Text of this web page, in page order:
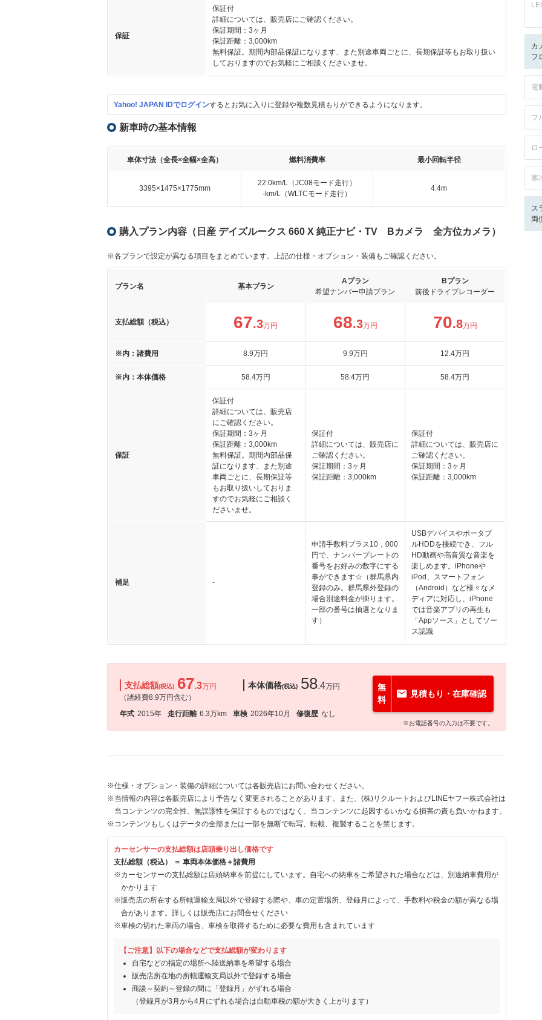
保証
保証付
詳細については、販売店にご確認ください。
保証期間：3ヶ月
保証距離：3,000km
無料保証。期間内部品保証になります、また別途車両ごとに、長期保証等もお取り扱い
しておりますのでお気軽にご相談くださいませ。
Yahoo! JAPAN IDでログインするとお気に入りに登録や複数見積もりができるようになります。
新車時の基本情報
車体寸法（全長×全幅×全高） 燃料消費率 最小回転半径
3395×1475×1775mm
22.0km/L（JC08モード走行）
-km/L（WLTCモード走行）
4.4m
購入プラン内容（日産 デイズルークス 660 X 純正ナビ・TV Bカメラ 全方位カメラ）
※各プランで設定が異なる項目をまとめています。上記の仕様・オプション・装備もご確認ください。
プラン名 基本プラン
Aプラン
希望ナンバー申請プラン
Bプラン
前後ドライブレコーダー
支払総額（税込） 67.3万円 68.3万円 70.8万円
※内：諸費用 8.9万円 9.9万円 12.4万円
※内：本体価格 58.4万円 58.4万円 58.4万円
保証
保証付
詳細については、販売店
にご確認ください。
保証期間：3ヶ月
保証距離：3,000km
無料保証。期間内部品保
証になります、また別途
車両ごとに、長期保証等
もお取り扱いしておりま
すのでお気軽にご相談く
ださいませ。
保証付
詳細については、販売店に
ご確認ください。
保証期間：3ヶ月
保証距離：3,000km
保証付
詳細については、販売店に
ご確認ください。
保証期間：3ヶ月
保証距離：3,000km
補足 -
申請手数料プラス10，000
円で、ナンバープレートの
番号をお好みの数字にする
事ができます☆（群馬県内
登録のみ。群馬県外登録の
場合別途料金が掛ります。
一部の番号は抽選となりま
す）
USBデバイスやポータブ
ルHDDを接続でき、フル
HD動画や高音質な音楽を
楽しめます。iPhoneや
iPod、スマートフォン
（Android）など様々なメ
ディアに対応し、iPhone
では音楽アプリの再生も
「Appソース」としてソー
ス認識
支払総額(税込) 67.3万円
（諸経費8.9万円含む）
本体価格(税込) 58.4万円
年式 2015年 走行距離 6.3万km 車検 2026年10月 修復歴 なし
無
料
見積もり・在庫確認
※お電話番号の入力は不要です。
※仕様・オプション・装備の詳細については各販売店にお問い合わせください。
※当情報の内容は各販売店により予告なく変更されることがあります。また、(株)リクルートおよびLINEヤフー株式会社は
当コンテンツの完全性、無誤謬性を保証するものではなく、当コンテンツに起因するいかなる損害の責も負いかねます。
※コンテンツもしくはデータの全部または一部を無断で転写、転載、複製することを禁じます。
カーセンサーの支払総額は店頭乗り出し価格です
支払総額（税込） ＝ 車両本体価格＋諸費用
※カーセンサーの支払総額は店頭納車を前提にしています。自宅への納車をご希望された場合などは、別途納車費用が
かかります
※販売店の所在する所轄運輸支局以外で登録する際や、車の定置場所、登録月によって、手数料や税金の額が異なる場
合があります。詳しくは販売店にお問合せください
※車検の切れた車両の場合、車検を取得するために必要な費用も含まれています
【ご注意】以下の場合などで支払総額が変わります
自宅などの指定の場所へ陸送納車を希望する場合
販売店所在地の所轄運輸支局以外で登録する場合
商談～契約～登録の間に「登録月」がずれる場合
（登録月が3月から4月にずれる場合は自動車税の額が大きく上がります）
カ
フ
電
フ
ロ
寒
ス
両